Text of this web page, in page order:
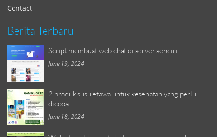
Contact
Berita Terbaru
Script membuat web chat di server sendiri
June 19, 2024
2 produk susu etawa untuk kesehatan yang perlu
dicoba
June 18, 2024